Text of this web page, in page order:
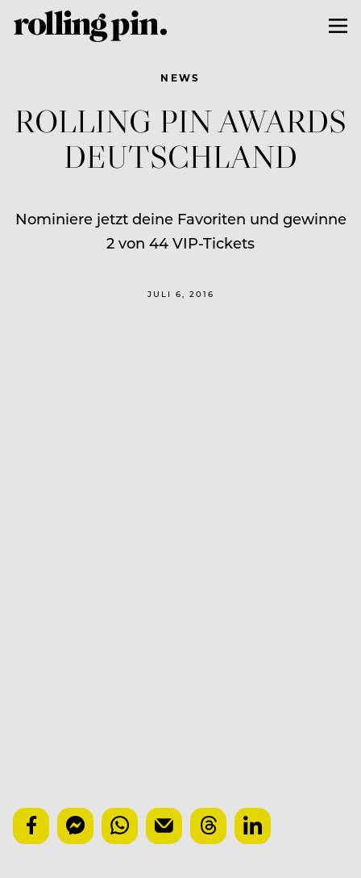
NEWS
ROLLING PIN AWARDS
DEUTSCHLAND
Nominiere jetzt deine Favoriten und gewinne
2 von 44 VIP-Tickets
JULI 6, 2016